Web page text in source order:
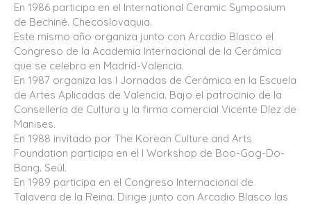
En 1986 participa en el International Ceramic Symposium
de Bechiné. Checoslovaquia.
Este mismo año organiza junto con Arcadio Blasco el
Congreso de la Academia Internacional de la Cerámica
que se celebra en Madrid-Valencia.
En 1987 organiza las I Jornadas de Cerámica en la Escuela
de Artes Aplicadas de Valencia. Bajo el patrocinio de la
Conselleria de Cultura y la firma comercial Vicente Díez de
Manises.
En 1988 invitado por The Korean Culture and Arts
Foundation participa en el I Workshop de Boo-Gog-Do-
Bang. Seúl.
En 1989 participa en el Congreso Internacional de
Talavera de la Reina. Dirige junto con Arcadio Blasco las